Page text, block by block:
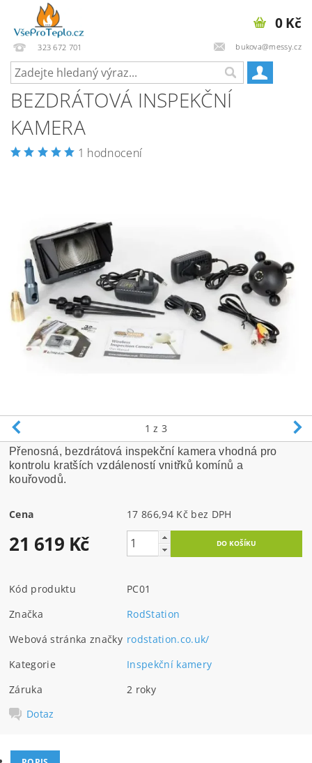
323 672 701 bukova@messy.cz
0 Kč
BEZDRÁTOVÁ INSPEKČNÍ
KAMERA
1 hodnocení
1 z 3
Přenosná, bezdrátová inspekční kamera vhodná pro
kontrolu kratších vzdáleností vnitřků komínů a
kouřovodů.
Cena 17 866,94 Kč bez DPH
21 619 Kč
Kód produktu
PC01
Značka
RodStation
Webová stránka značky rodstation.co.uk/
Kategorie
Inspekční kamery
Záruka
2 roky
Dotaz